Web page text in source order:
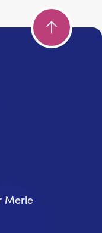
Merle